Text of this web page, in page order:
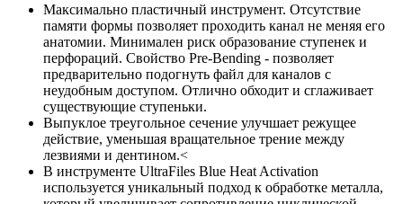
Максимально пластичный инструмент. Отсутствие
памяти формы позволяет проходить канал не меняя его
анатомии. Минимален риск образование ступенек и
перфораций. Свойство Pre-Bending - позволяет
предварительно подогнуть файл для каналов с
неудобным доступом. Отлично обходит и сглаживает
существующие ступеньки.
Выпуклое треугольное сечение улучшает режущее
действие, уменьшая вращательное трение между
лезвиями и дентином.<
В инструменте UltraFiles Blue Heat Activation
используется уникальный подход к обработке металла,